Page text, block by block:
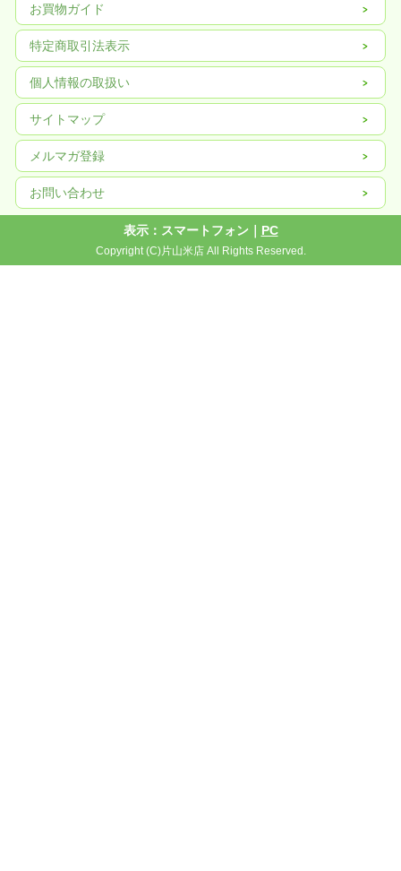
お買物ガイド
特定商取引法表示
個人情報の取扱い
サイトマップ
メルマガ登録
お問い合わせ
表示：スマートフォン｜ PC
Copyright (C)片山米店 All Rights Reserved.